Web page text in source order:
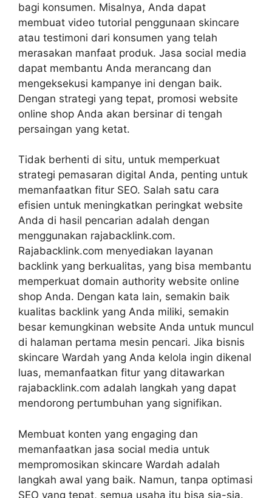
bagi konsumen. Misalnya, Anda dapat
membuat video tutorial penggunaan skincare
atau testimoni dari konsumen yang telah
merasakan manfaat produk. Jasa social media
dapat membantu Anda merancang dan
mengeksekusi kampanye ini dengan baik.
Dengan strategi yang tepat, promosi website
online shop Anda akan bersinar di tengah
persaingan yang ketat.
Tidak berhenti di situ, untuk memperkuat
strategi pemasaran digital Anda, penting untuk
memanfaatkan fitur SEO. Salah satu cara
efisien untuk meningkatkan peringkat website
Anda di hasil pencarian adalah dengan
menggunakan rajabacklink.com.
Rajabacklink.com menyediakan layanan
backlink yang berkualitas, yang bisa membantu
memperkuat domain authority website online
shop Anda. Dengan kata lain, semakin baik
kualitas backlink yang Anda miliki, semakin
besar kemungkinan website Anda untuk muncul
di halaman pertama mesin pencari. Jika bisnis
skincare Wardah yang Anda kelola ingin dikenal
luas, memanfaatkan fitur yang ditawarkan
rajabacklink.com adalah langkah yang dapat
mendorong pertumbuhan yang signifikan.
Membuat konten yang engaging dan
memanfaatkan jasa social media untuk
mempromosikan skincare Wardah adalah
langkah awal yang baik. Namun, tanpa optimasi
SEO yang tepat, semua usaha itu bisa sia-sia.